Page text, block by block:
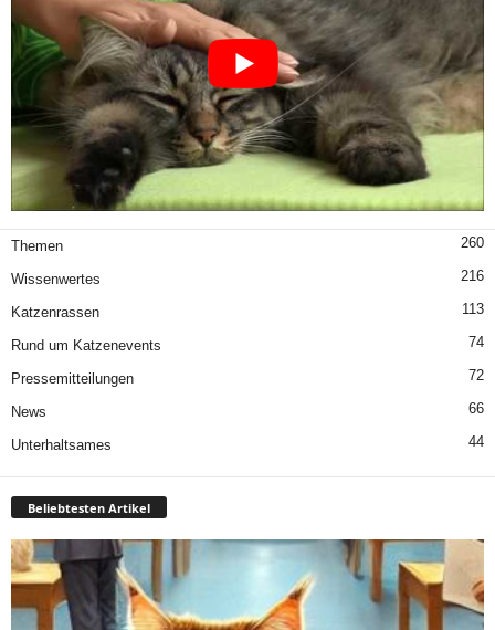
Themen 260
Wissenwertes 216
Katzenrassen 113
Rund um Katzenevents 74
Pressemitteilungen 72
News 66
Unterhaltsames 44
Beliebtesten Artikel